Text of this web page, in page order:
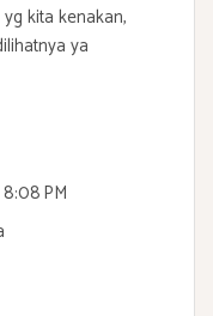
kita kenakan,
ya
PM